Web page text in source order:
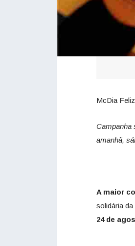
McDia
Campanha
amanhã,
A maior
solidária
24 de